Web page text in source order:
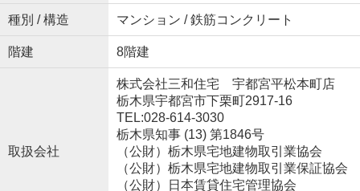
種別 / 構造 マンション / 鉄筋コンクリート
階建 8階建
取扱会社
株式会社三和住宅 宇都宮平松本町店
栃木県宇都宮市下栗町2917-16
TEL:028-614-3030
栃木県知事 (13) 第1846号
（公財）栃木県宅地建物取引業協会
（公財）栃木県宅地建物取引業保証協会
（公財）日本賃貸住宅管理協会